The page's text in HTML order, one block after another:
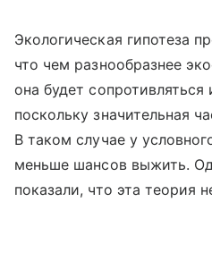
Экологическая гипотеза
что чем разнообразнее
она будет
поскольку значительная
В таком случае у
меньше шансов выжить.
показали, что эта теория